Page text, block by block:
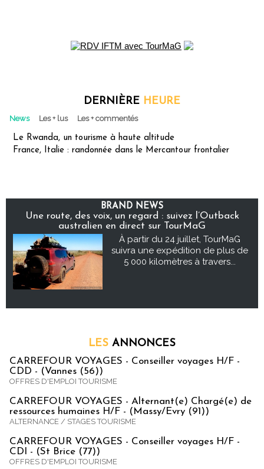
DERNIÈRE HEURE
News Les + lus Les + commentés
Le Rwanda, un tourisme à haute altitude
France, Italie : randonnée dans le Mercantour frontalier
BRAND NEWS
Une route, des voix, un regard : suivez l’Outback
australien en direct sur TourMaG
À partir du 24 juillet, TourMaG
suivra une expédition de plus de
5 000 kilomètres à travers...
LES ANNONCES
CARREFOUR VOYAGES - Conseiller voyages H/F -
CDD - (Vannes (56))
OFFRES D'EMPLOI TOURISME
CARREFOUR VOYAGES - Alternant(e) Chargé(e) de
ressources humaines H/F - (Massy/Evry (91))
ALTERNANCE / STAGES TOURISME
CARREFOUR VOYAGES - Conseiller voyages H/F -
CDI - (St Brice (77))
OFFRES D'EMPLOI TOURISME